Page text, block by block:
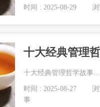
时间 : 2025-08-29 浏
十大经典管理
十大经典管理哲学故事...
时间 : 2025-08-27
浏
事